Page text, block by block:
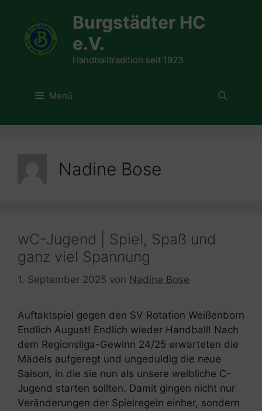
springen
Burgstädter HC
e.V.
Handballtradition seit 1923
Menü
Nadine Bose
wC-Jugend | Spiel, Spaß und
ganz viel Spannung
1. September 2025 von Nadine Bose
Auftaktspiel gegen den SV Rotation Weißenborn
Endlich August! Endlich wieder Handball! Nach
dem Regionsliga-Gewinn 24/25 erwarteten die
Mädels aufgeregt und ungeduldig die neue
Saison, in die sie nun als unsere weibliche C-
Jugend starten sollten. Damit gingen nicht nur
Veränderungen der Spielregeln einher, sondern